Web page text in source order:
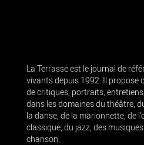
La Terrasse est le journal de
vivants depuis 1992. Il propose
de critiques, portraits,
dans les domaines du théâtre,
la danse, de la marionnette, de
classique, du jazz, des
chanson.